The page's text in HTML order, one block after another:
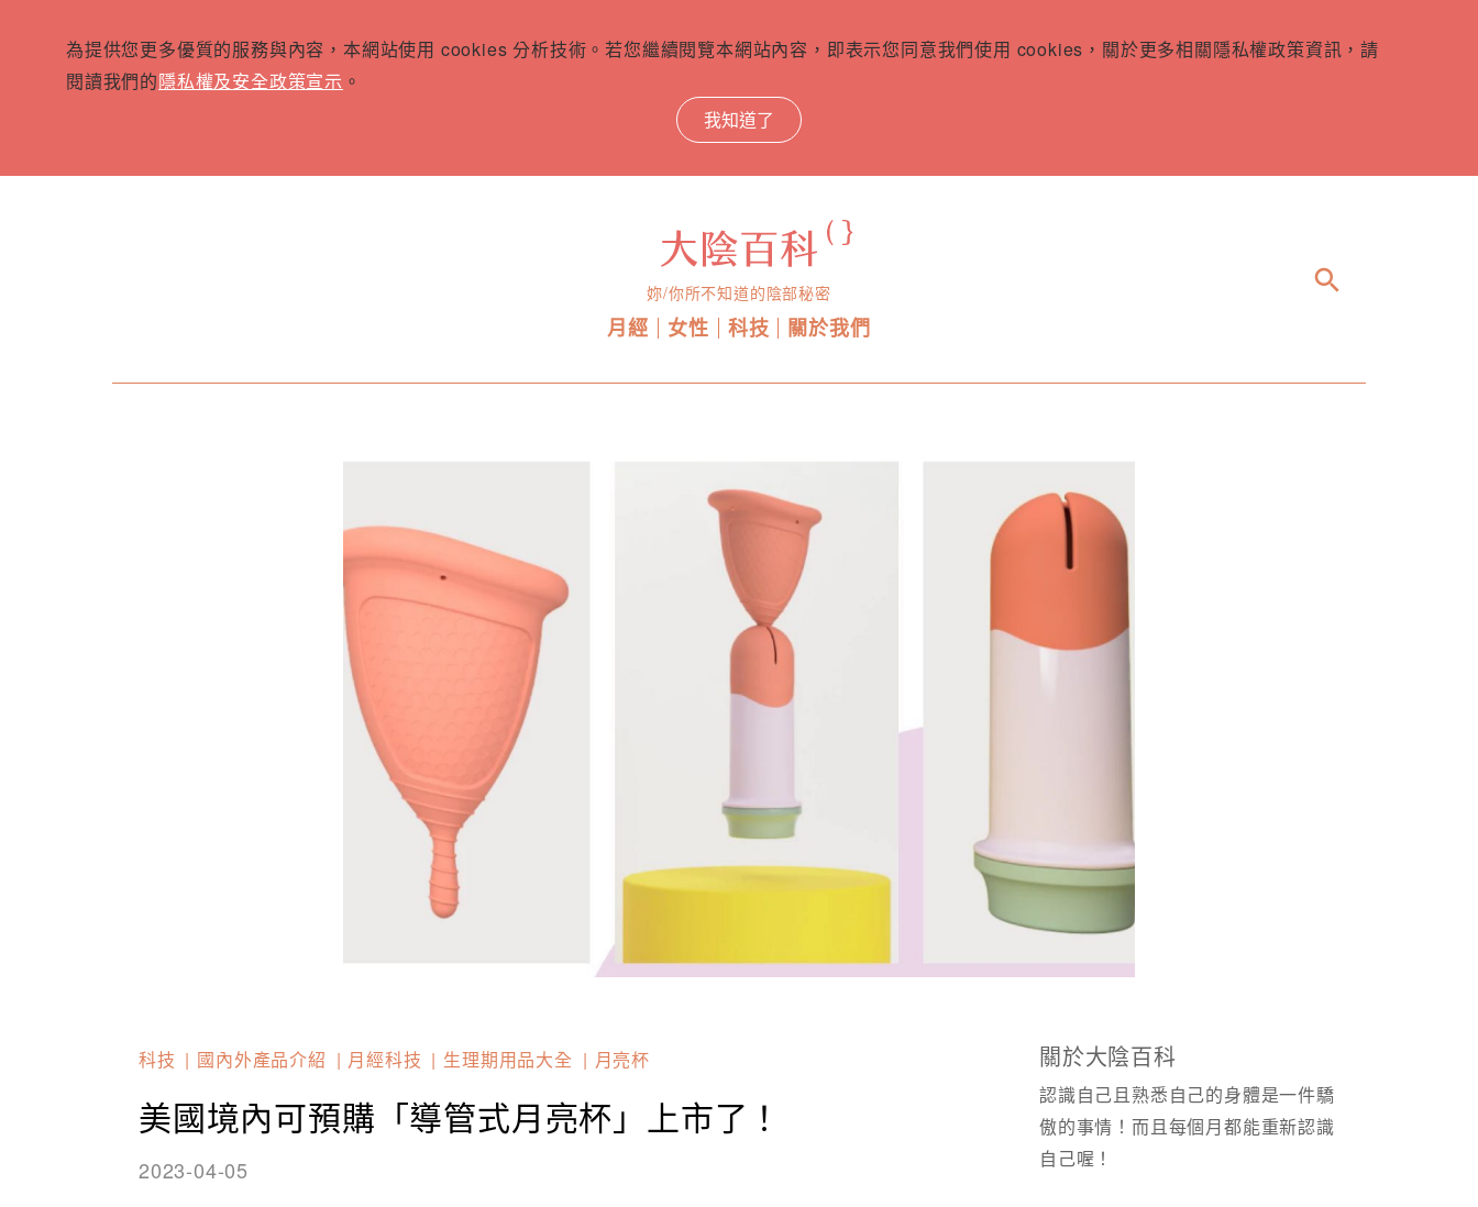
為提供您更多優質的服務與內容，本網站使用 cookies 分析技術。若您繼續閱覽本網站內容，即表示您同意我們使用 cookies，關於更多相關隱私權政策資訊，請
閱讀我們的隱私權及安全政策宣示 。
我知道了
妳/你所不知道的陰部秘密
月經 女性 科技 關於我們
search
科技 國內外產品介紹 月經科技 生理期用品大全 月亮杯
美國境內可預購「導管式月亮杯」上市了！
2023-04-05
關於大陰百科
認識自己且熟悉自己的身體是一件驕
傲的事情！而且每個月都能重新認識
自己喔！